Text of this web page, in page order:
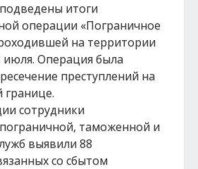
итоги
операции «Пограничное
на территории
июля. Операция была
преступлений на
границе.
сотрудники
таможенной и
выявили 88
со сбытом